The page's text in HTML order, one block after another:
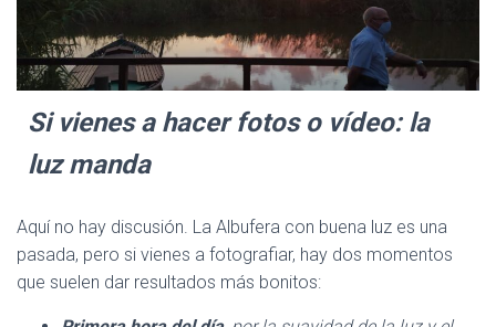
Si vienes a hacer fotos o vídeo: la
luz manda
Aquí no hay discusión. La Albufera con buena luz es una
pasada, pero si vienes a fotografiar, hay dos momentos
que suelen dar resultados más bonitos: